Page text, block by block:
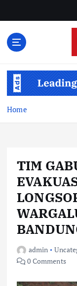
Home
TIM
admin
0 Comments